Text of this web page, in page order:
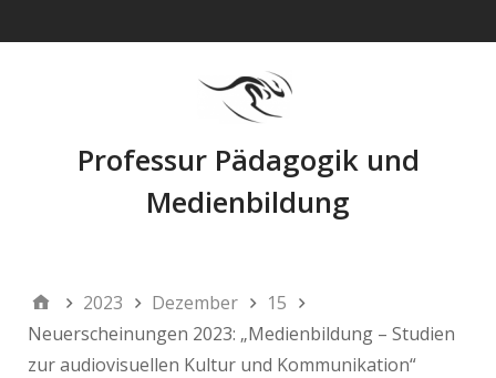
Professur Pädagogik und
Medienbildung
2023 Dezember
15
Neuerscheinungen 2023: „Medienbildung – Studien
zur audiovisuellen Kultur und Kommunikation“